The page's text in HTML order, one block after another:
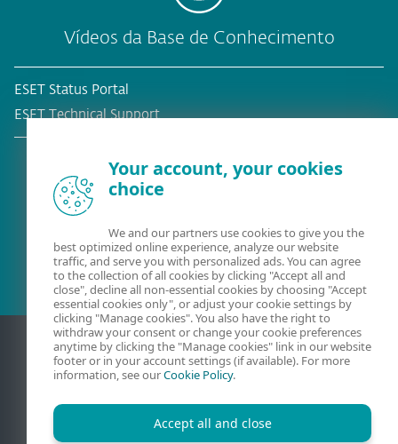
Vídeos da Base de Conhecimento
ESET Status Portal
ESET Technical Support
Cliente atual?
Your account, your cookies
choice
We and our partners use cookies to give you the
best optimized online experience, analyze our website
traffic, and serve you with personalized ads. You can agree
to the collection of all cookies by clicking "Accept all and
close", decline all non-essential cookies by choosing "Accept
essential cookies only", or adjust your cookie settings by
clicking "Manage cookies". You also have the right to
withdraw your consent or change your cookie preferences
anytime by clicking the "Manage cookies" link in our website
footer or in your account settings (if available). For more
information, see ourCookie Policy.
Accept all and close